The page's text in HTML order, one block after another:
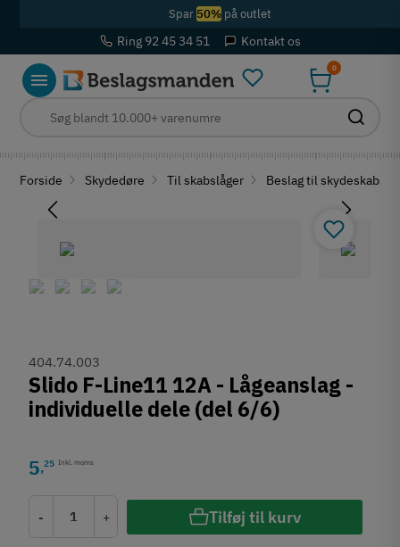
Spar 50%på outlet
Ring 92 45 34 51 Kontakt os
0
Forside Skydedøre Til skabslåger Beslag til
404.74.003
Slido F-Line11 12A - Lågeanslag -
individuelle dele (del 6/6)
5,25 Inkl. moms
- + Tilføj til kurv